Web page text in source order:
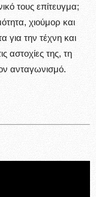
τους επίτευγμα;
χιούμορ και
για την τέχνη και
αστοχίες της, τη
ανταγωνισμό.